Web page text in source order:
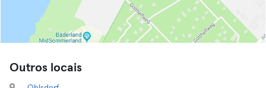
Outros locais